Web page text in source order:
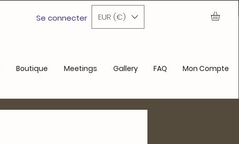
Se connecter EUR (€)
Boutique Meetings Gallery FAQ Mon Compte